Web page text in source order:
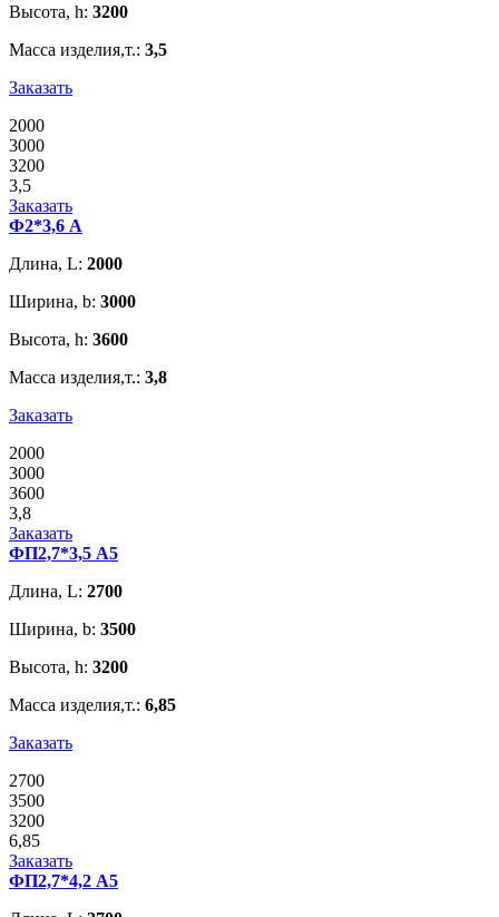
Высота, h: 3200
Масса изделия,т.: 3,5
Заказать
2000
3000
3200
3,5
Заказать
Ф2*3,6 А
Длина, L: 2000
Ширина, b: 3000
Высота, h: 3600
Масса изделия,т.: 3,8
Заказать
2000
3000
3600
3,8
Заказать
ФП2,7*3,5 А5
Длина, L: 2700
Ширина, b: 3500
Высота, h: 3200
Масса изделия,т.: 6,85
Заказать
2700
3500
3200
6,85
Заказать
ФП2,7*4,2 А5